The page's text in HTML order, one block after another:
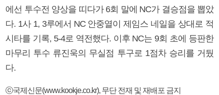
에선 투수전 양상을 띠다가 6회 말에 NC가 결승점을 뽑았
다. 1사 1, 3루에서 NC 안중열이 제임스 네일을 상대로 적
시타를 기록, 5-4로 역전했다. 이후 NC는 9회 초에 등판한
마무리 투수 류진욱의 무실점 투구로 1점차 승리를 거뒀
다.
ⓒ국제신문(www.kookje.co.kr), 무단 전재 및 재배포 금지